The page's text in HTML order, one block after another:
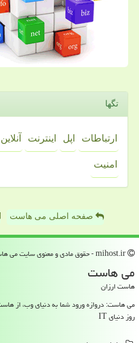
تگها
ارتباطات اپل اینترنت آنلاین
امنیت
صفحه اصلی می هاست
می هاست
هاست ارزان
می هاست: دروازه ورود شما به دنیای وب، از
روز دنیای IT